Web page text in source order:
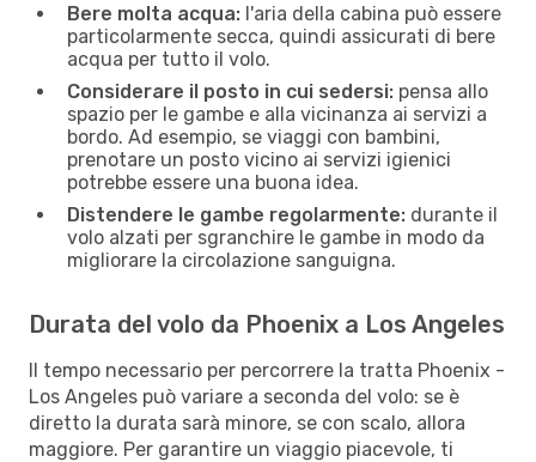
Bere molta acqua: l'aria della cabina può essere
particolarmente secca, quindi assicurati di bere
acqua per tutto il volo.
Considerare il posto in cui sedersi: pensa allo
spazio per le gambe e alla vicinanza ai servizi a
bordo. Ad esempio, se viaggi con bambini,
prenotare un posto vicino ai servizi igienici
potrebbe essere una buona idea.
Distendere le gambe regolarmente: durante il
volo alzati per sgranchire le gambe in modo da
migliorare la circolazione sanguigna.
Durata del volo da Phoenix a Los Angeles
Il tempo necessario per percorrere la tratta Phoenix -
Los Angeles può variare a seconda del volo: se è
diretto la durata sarà minore, se con scalo, allora
maggiore. Per garantire un viaggio piacevole, ti